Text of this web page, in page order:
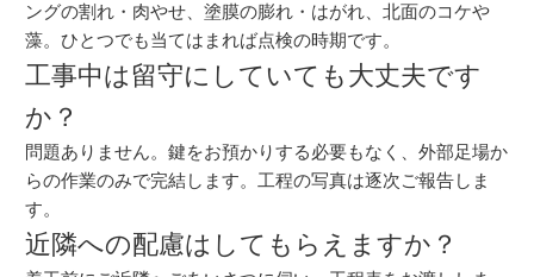
ングの割れ・肉やせ、塗膜の膨れ・はがれ、北面のコケや
藻。ひとつでも当てはまれば点検の時期です。
工事中は留守にしていても大丈夫です
か？
問題ありません。鍵をお預かりする必要もなく、外部足場か
らの作業のみで完結します。工程の写真は逐次ご報告しま
す。
近隣への配慮はしてもらえますか？